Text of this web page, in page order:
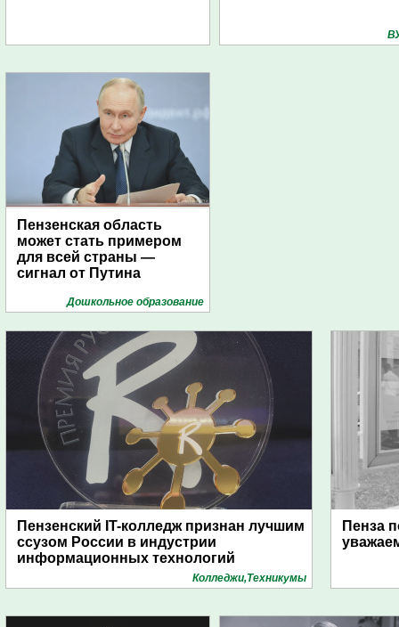
Пензенская область
может стать примером
для всей страны —
сигнал от Путина
Дошкольное образование
Пензенский IT-колледж признан лучшим
ссузом России в индустрии
информационных технологий
Колледжи,Техникумы
Пенза